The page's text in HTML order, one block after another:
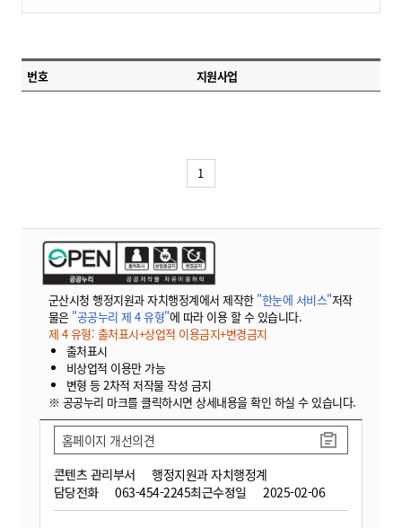
번호 지원사업
1
군산시청 행정지원과 자치행정계에서 제작한 "한눈에 서비스"저작
물은 "공공누리 제 4 유형"에 따라 이용 할 수 있습니다.
제 4 유형: 출처표시+상업적 이용금지+변경금지
출처표시
비상업적 이용만 가능
변형 등 2차적 저작물 작성 금지
※ 공공누리 마크를 클릭하시면 상세내용을 확인 하실 수 있습니다.
콘텐츠 관리부서
행정지원과 자치행정계
담당전화
063-454-2245최근수정일 2025-02-06
홈페이지 개선의견